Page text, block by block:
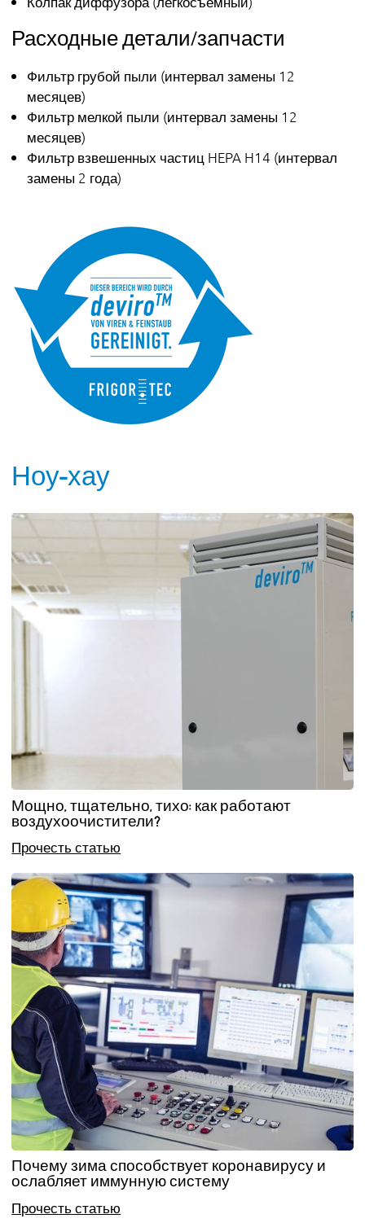
Расходные детали/запчасти
Фильтр грубой пыли (интервал замены 12
месяцев)
Фильтр мелкой пыли (интервал замены 12
месяцев)
Фильтр взвешенных частиц HEPA H14 (интервал
замены 2 года)
Ноу-хау
Мощно, тщательно, тихо: как работают
воздухоочистители?
Прочесть статью
Почему зима способствует коронавирусу и
ослабляет иммунную систему
Прочесть статью